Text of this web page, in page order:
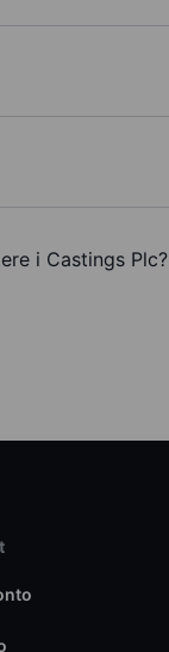
i Castings Plc?